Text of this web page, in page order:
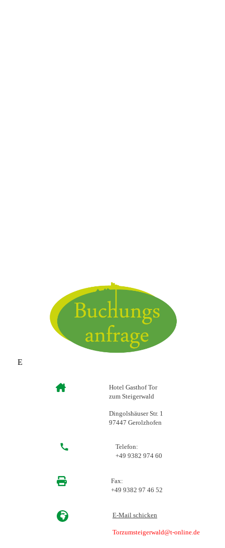
E
Hotel Gasthof Tor
zum Steigerwald
Dingolshäuser Str. 1
97447 Gerolzhofen
Telefon:
+49 9382 974 60
Fax:
+49 9382 97 46 52
E-Mail schicken
Torzumsteigerwald@t-online.de